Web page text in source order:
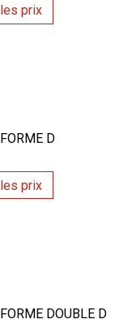
prix
D
prix
DOUBLE D